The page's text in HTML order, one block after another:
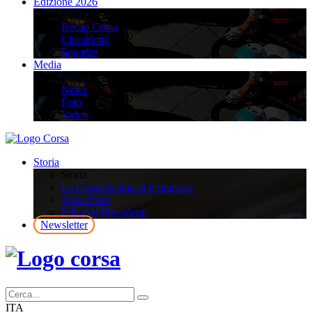
Edizione 2026
Recap Corsa
Classifiche
Squadre
Media
Media
News
Foto
Video
Storia
La Classicissima di Primavera
Albo d’oro
Edizioni Precedenti
Newsletter
ITA